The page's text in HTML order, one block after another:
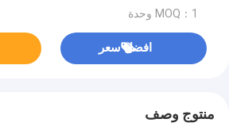
البشرة بفعالية
MOQ：1 وحدة
افضل سعر
منتوج وصف